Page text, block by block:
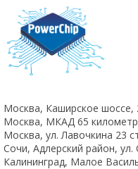
Заказать
Москва, Каширское шоссе,
Москва, МКАД 65
Москва, ул. Лавочкина 23
Сочи, Адлерский район, ул.
Калининград, Малое